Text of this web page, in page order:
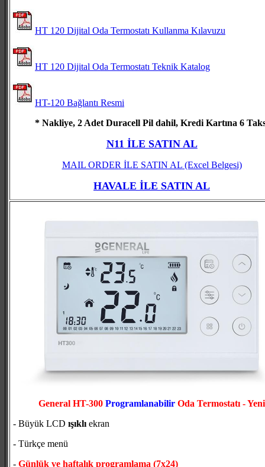
HT 120 Dijital Oda Termostatı Kullanma Kılavuzu
HT 120 Dijital Oda Termostatı Teknik Katalog
HT-120 Bağlantı Resmi
* Nakliye, 2 Adet Duracell Pil dahil, Kredi Kartına 6
N11 İLE SATIN AL
MAIL ORDER İLE SATIN AL(Excel Belgesi)
HAVALE İLE SATIN AL
General HT-300 Programlanabilir Oda Termostatı - Yeni
- Büyük LCD ışıklı ekran
- Türkçe menü
- Günlük ve haftalık programlama (7x24)